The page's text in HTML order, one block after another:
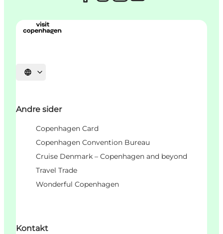
Vælg sprog
Andre sider
Copenhagen Card
Copenhagen Convention Bureau
Cruise Denmark – Copenhagen and beyond
Travel Trade
Wonderful Copenhagen
Kontakt